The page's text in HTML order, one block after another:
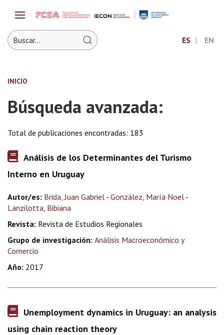
ES EN
INICIO
Búsqueda avanzada:
Total de publicaciones encontradas: 183
Análisis de los Determinantes del Turismo
Interno en Uruguay
Autor/es: Brida, Juan Gabriel - González, María Noel -
Lanzilotta, Bibiana
Revista: Revista de Estudios Regionales
Grupo de investigación: Análisis Macroeconómico y
Comercio
Año: 2017
Unemployment dynamics in Uruguay: an analysis
using chain reaction theory